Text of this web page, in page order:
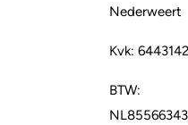
Nederweert
Kvk:
BTW: